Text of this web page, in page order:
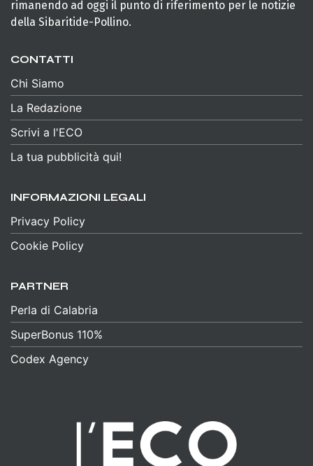
rimanendo ad oggi il punto di riferimento per le notizie
della Sibaritide-Pollino.
CONTATTI
Chi Siamo
La Redazione
Scrivi a l'ECO
La tua pubblicità qui!
INFORMAZIONI LEGALI
Privacy Policy
Cookie Policy
PARTNER
Perla di Calabria
SuperBonus 110%
Codex Agency